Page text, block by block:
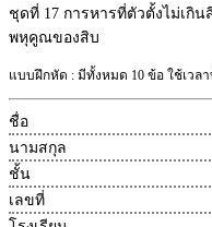
ชุดที่ 17 การหารที่ตัวตั้งไม่เกิ
พหุคูณของสิบ
แบบฝึกหัด : มีทั้งหมด 10 ข้อ ใช้เวล
ชื่อ
นามสกุล
ชั้น
เลขที่